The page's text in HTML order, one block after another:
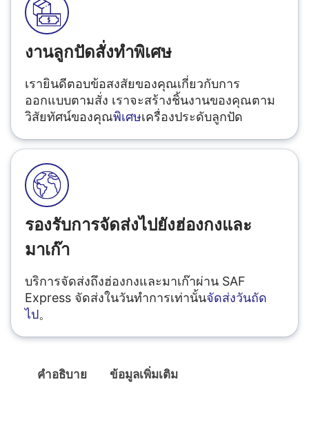
งานลูกปัดสั่งทำพิเศษ
เรายินดีตอบข้อสงสัยของคุณเกี่ยวกับการ
ออกแบบตามสั่ง เราจะสร้างชิ้นงานของคุณตาม
วิสัยทัศน์ของคุณพิเศษเครื่องประดับลูกปัด
รองรับการจัดส่งไปยังฮ่องกงและ
มาเก๊า
บริการจัดส่งถึงฮ่องกงและมาเก๊าผ่าน SAF
Express จัดส่งในวันทำการเท่านั้นจัดส่งวันถัด
ไป。
คำอธิบาย ข้อมูลเพิ่มเติม